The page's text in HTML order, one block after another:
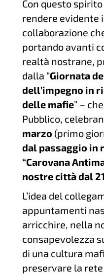
Con questo
rendere evidente
collaborazione
portando avanti
realtà nostrane,
dalla “Giornata
dell’impegno in
delle mafie” –
Pubblico,
marzo (primo
dal passaggio in
“Carovana
nostre città dal
L’idea del
appuntamenti
arricchire, nella
consapevolezza
di una cultura
preservare la